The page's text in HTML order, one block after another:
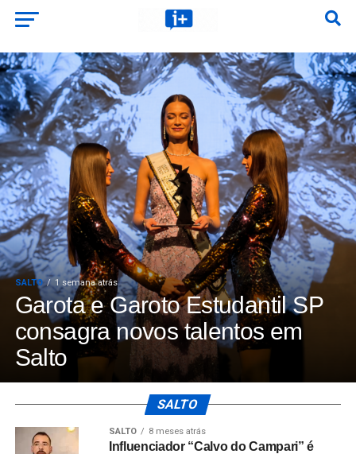
SALTO 1 semana atrás
Garota e Garoto Estudantil SP
consagra novos talentos em
Salto
SALTO
SALTO 8 meses atrás
Influenciador “Calvo do Campari” é